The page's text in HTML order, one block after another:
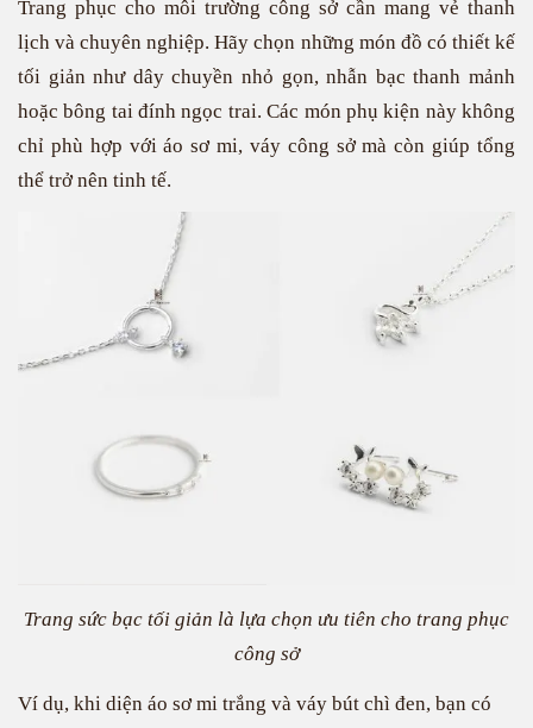
Trang phục cho môi trường công sở cần mang vẻ thanh
lịch và chuyên nghiệp. Hãy chọn những món đồ có thiết kế
tối giản như dây chuyền nhỏ gọn, nhẫn bạc thanh mảnh
hoặc bông tai đính ngọc trai. Các món phụ kiện này không
chỉ phù hợp với áo sơ mi, váy công sở mà còn giúp tổng
thể trở nên tinh tế.
Trang sức bạc tối giản là lựa chọn ưu tiên cho trang phục
công sở
Ví dụ, khi diện áo sơ mi trắng và váy bút chì đen, bạn có